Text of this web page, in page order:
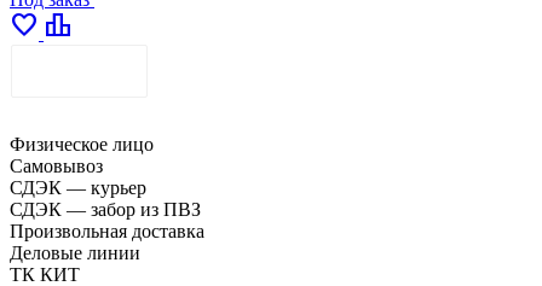
favorite leaderboard
Физическое лицо
Самовывоз
СДЭК — курьер
СДЭК — забор из ПВЗ
Произвольная доставка
Деловые линии
ТК КИТ